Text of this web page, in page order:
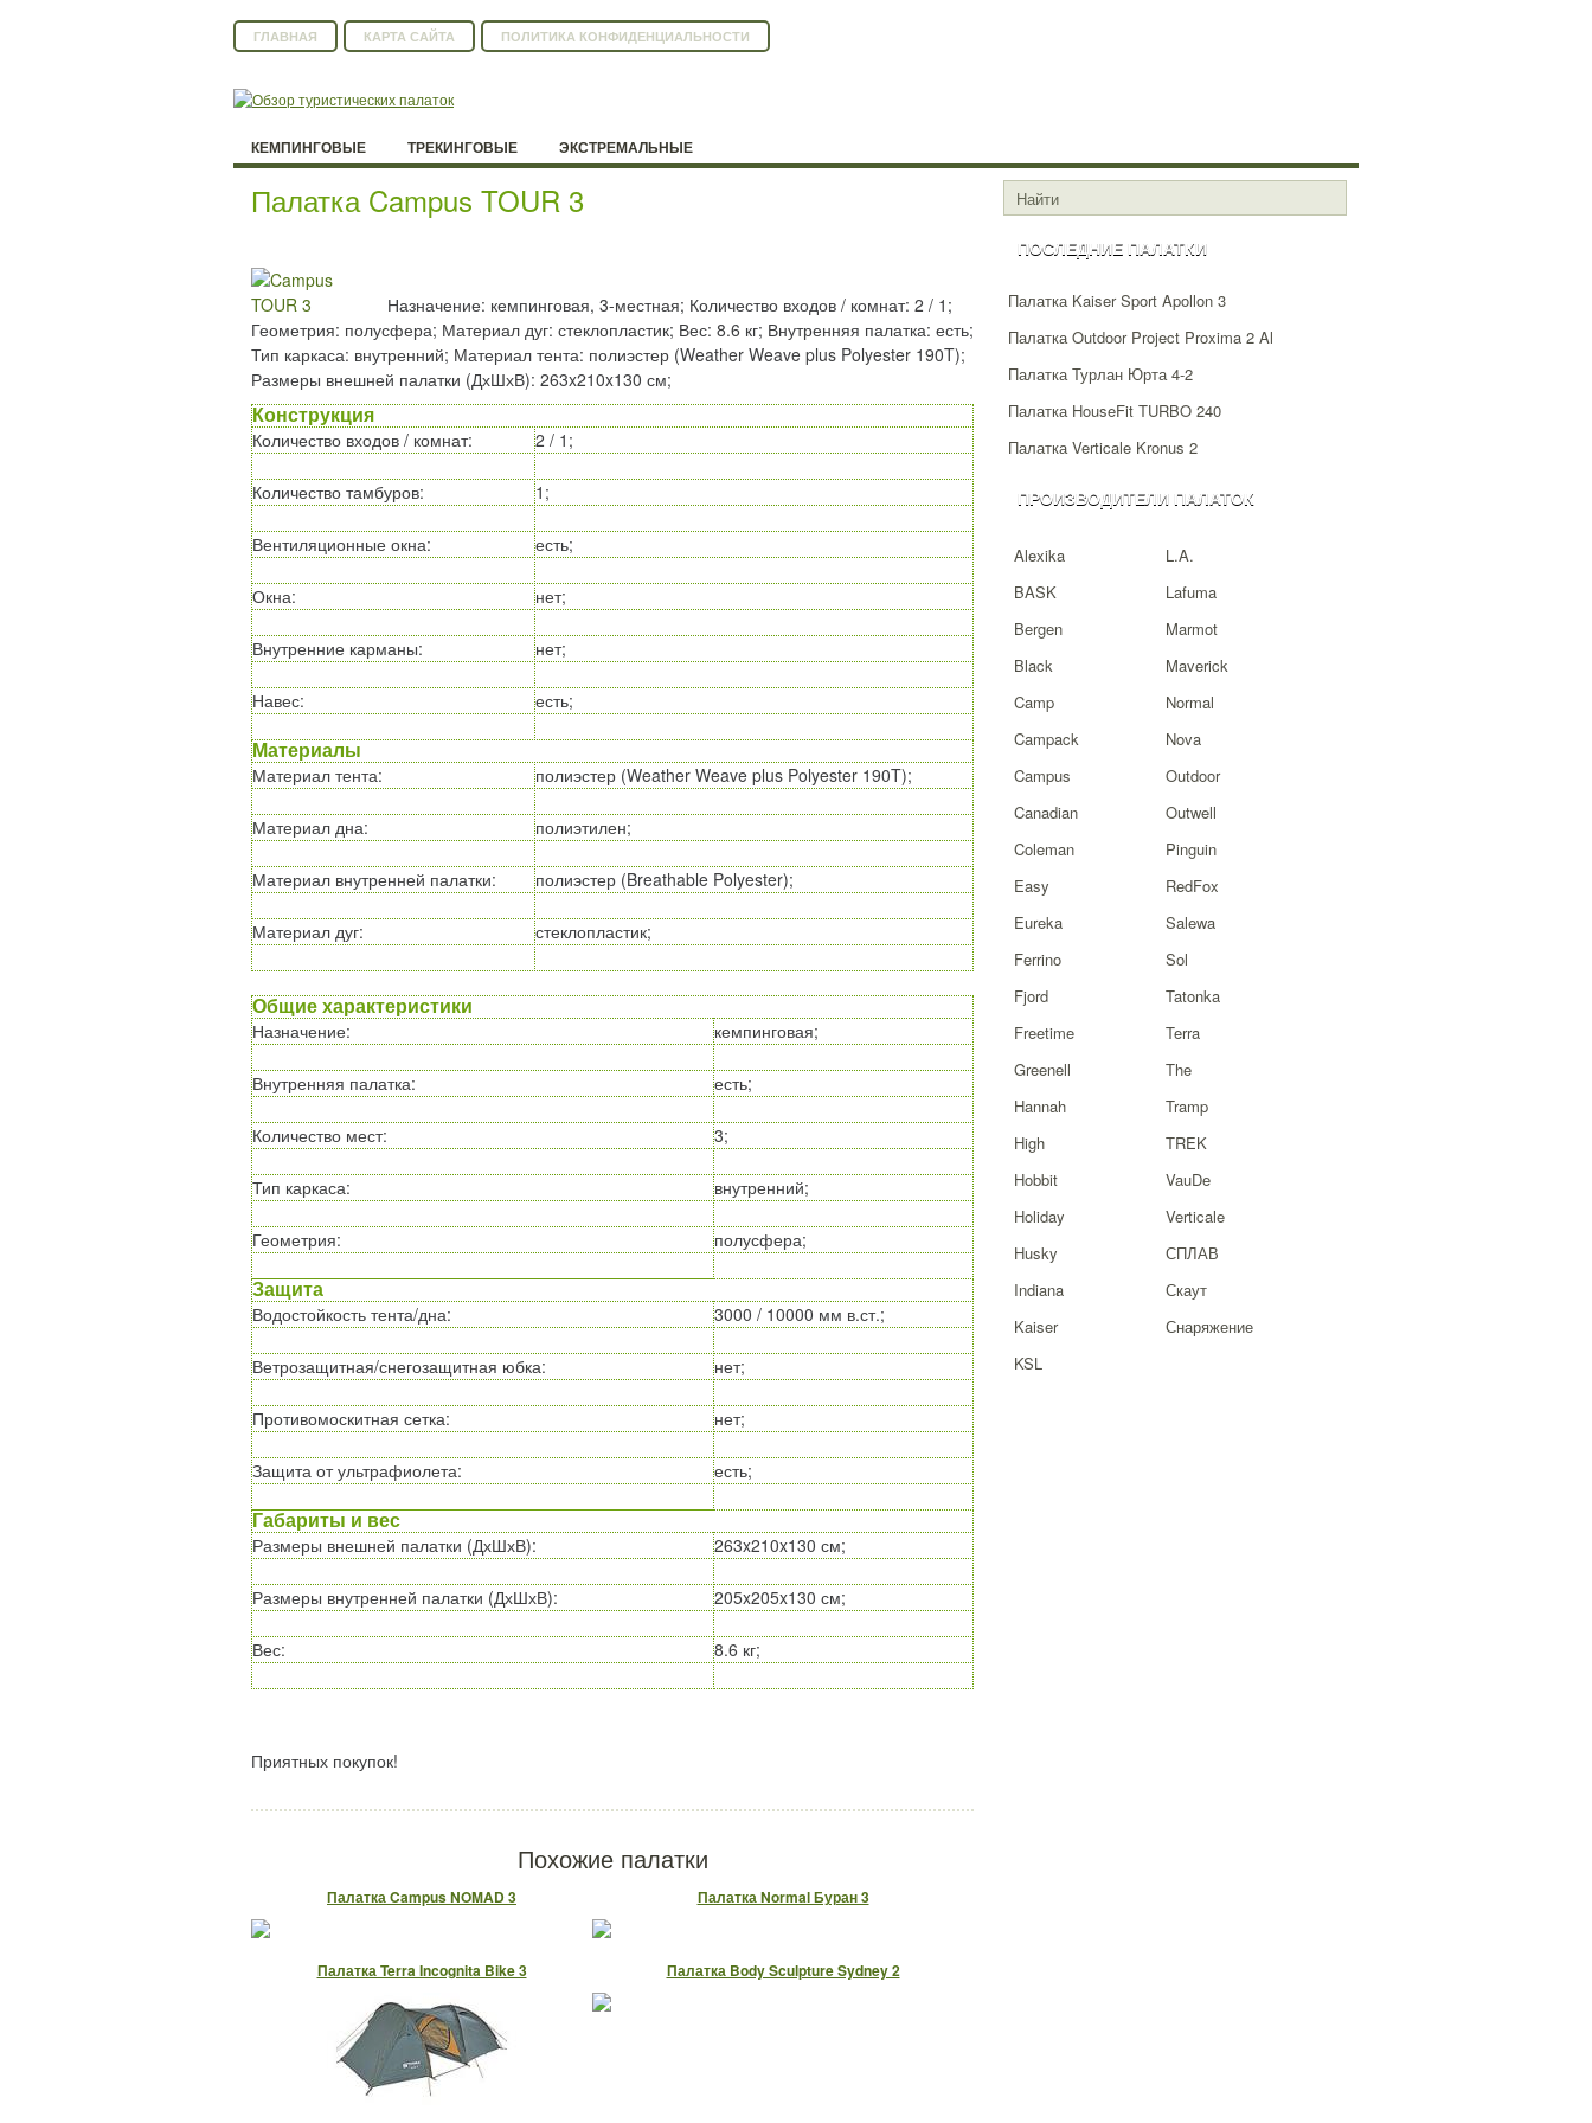
ГЛАВНАЯ КАРТА САЙТА ПОЛИТИКА КОНФИДЕНЦИАЛЬНОСТИ
КЕМПИНГОВЫЕ ТРЕКИНГОВЫЕ ЭКСТРЕМАЛЬНЫЕ
Палатка Campus TOUR 3
Назначение: кемпинговая, 3-местная; Количество входов / комнат: 2 / 1;
Геометрия: полусфера; Материал дуг: стеклопластик; Вес: 8.6 кг; Внутренняя палатка: есть;
Тип каркаса: внутренний; Материал тента: полиэстер (Weather Weave plus Polyester 190T);
Размеры внешней палатки (ДхШхВ): 263x210x130 см;
Конструкция
Количество входов / комнат: 2 / 1;
Количество тамбуров: 1;
Вентиляционные окна: есть;
Окна: нет;
Внутренние карманы: нет;
Навес: есть;
Материалы
Материал тента: полиэстер (Weather Weave plus Polyester 190T);
Материал дна: полиэтилен;
Материал внутренней палатки: полиэстер (Breathable Polyester);
Материал дуг: стеклопластик;
Общие характеристики
Назначение: кемпинговая;
Внутренняя палатка: есть;
Количество мест: 3;
Тип каркаса: внутренний;
Геометрия: полусфера;
Защита
Водостойкость тента/дна: 3000 / 10000 мм в.ст.;
Ветрозащитная/снегозащитная юбка: нет;
Противомоскитная сетка: нет;
Защита от ультрафиолета: есть;
Габариты и вес
Размеры внешней палатки (ДхШхВ): 263x210x130 см;
Размеры внутренней палатки (ДхШхВ): 205x205x130 см;
Вес: 8.6 кг;
Приятных покупок!
Похожие палатки
Палатка Campus NOMAD 3 Палатка Normal Буран 3
Палатка Terra Incognita Bike 3 Палатка Body Sculpture Sydney 2
ПОСЛЕДНИЕ ПАЛАТКИ
Палатка Kaiser Sport Apollon 3
Палатка Outdoor Project Proxima 2 Al
Палатка Турлан Юрта 4-2
Палатка HouseFit TURBO 240
Палатка Verticale Kronus 2
ПРОИЗВОДИТЕЛИ ПАЛАТОК
Alexika
BASK
Bergen
Black
Camp
Campack
Campus
Canadian
Coleman
Easy
Eureka
Ferrino
Fjord
Freetime
Greenell
Hannah
High
Hobbit
Holiday
Husky
Indiana
Kaiser
KSL
L.A.
Lafuma
Marmot
Maverick
Normal
Nova
Outdoor
Outwell
Pinguin
RedFox
Salewa
Sol
Tatonka
Terra
The
Tramp
TREK
VauDe
Verticale
СПЛАВ
Скаут
Снаряжение